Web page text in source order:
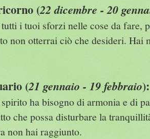
(22 dicembre - 20
i tuoi sforzi nelle cose da fare,
non otterrai ciò che desideri. Hai
(21 gennaio - 19 febbraio):
ha bisogno di armonia e di
che possa disturbare la
non hai raggiunto.